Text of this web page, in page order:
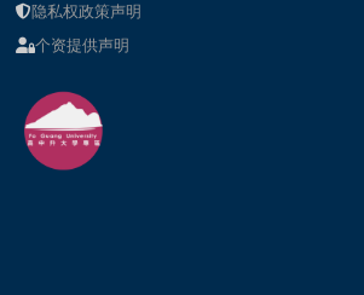
隐私权政策声明
个资提供声明